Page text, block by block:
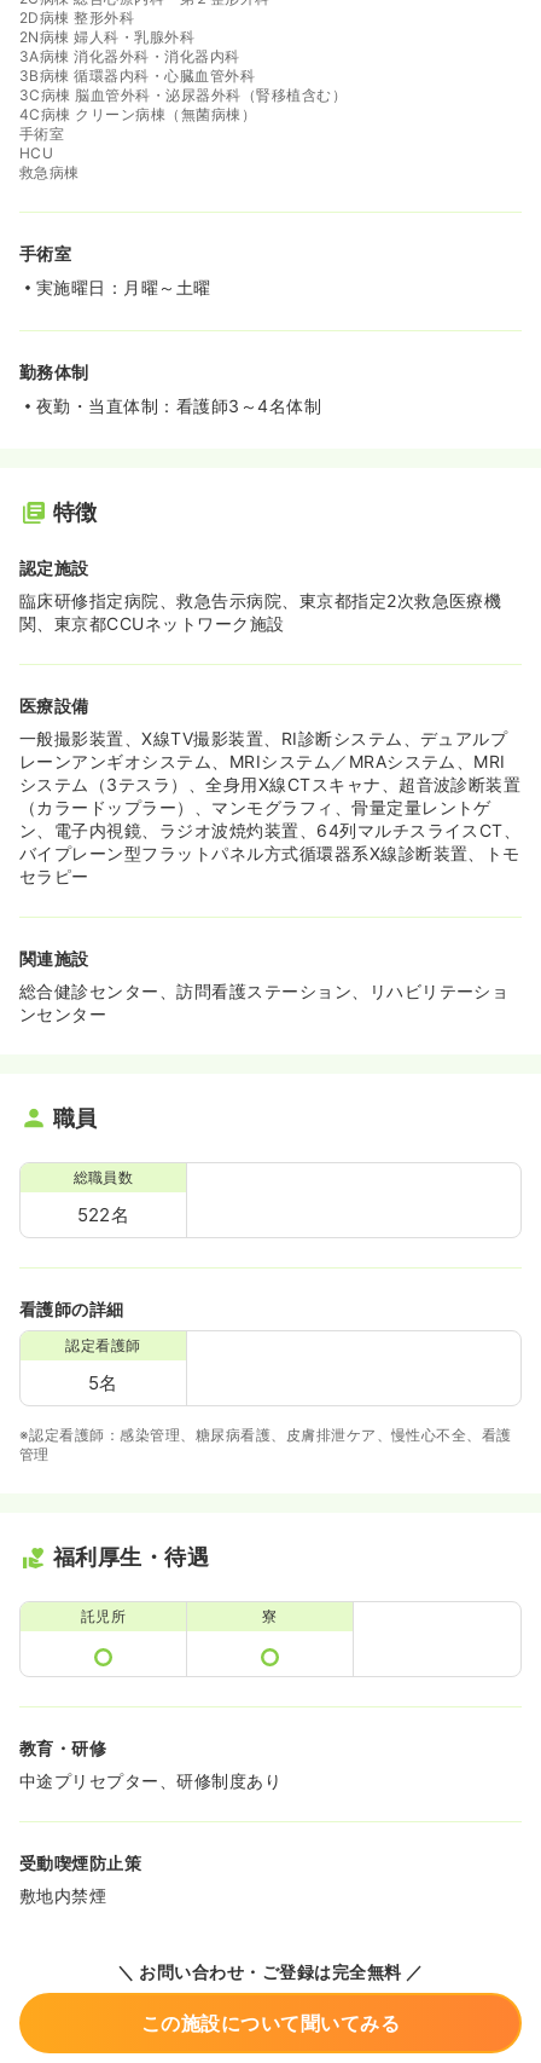
2D病棟 整形外科
2N病棟 婦人科・乳腺外科
3A病棟 消化器外科・消化器内科
3B病棟 循環器内科・心臓血管外科
3C病棟 脳血管外科・泌尿器外科（腎移植含む）
4C病棟 クリーン病棟（無菌病棟）
手術室
HCU
救急病棟
手術室
実施曜日：月曜～土曜
勤務体制
夜勤・当直体制：看護師3～4名体制
特徴
認定施設
臨床研修指定病院、救急告示病院、東京都指定2次救急医療機
関、東京都CCUネットワーク施設
医療設備
一般撮影装置、X線TV撮影装置、RI診断システム、デュアルプ
レーンアンギオシステム、MRIシステム／MRAシステム、MRI
システム（3テスラ）、全身用X線CTスキャナ、超音波診断装置
（カラードップラー）、マンモグラフィ、骨量定量レントゲ
ン、電子内視鏡、ラジオ波焼灼装置、64列マルチスライスCT、
バイプレーン型フラットパネル方式循環器系X線診断装置、トモ
セラピー
関連施設
総合健診センター、訪問看護ステーション、リハビリテーショ
ンセンター
職員
総職員数
522名
看護師の詳細
認定看護師
5名
※認定看護師：感染管理、糖尿病看護、皮膚排泄ケア、慢性心不全、看護
管理
福利厚生・待遇
託児所 寮
教育・研修
中途プリセプター、研修制度あり
受動喫煙防止策
敷地内禁煙
＼ お問い合わせ・ご登録は完全無料 ／
この施設について聞いてみる